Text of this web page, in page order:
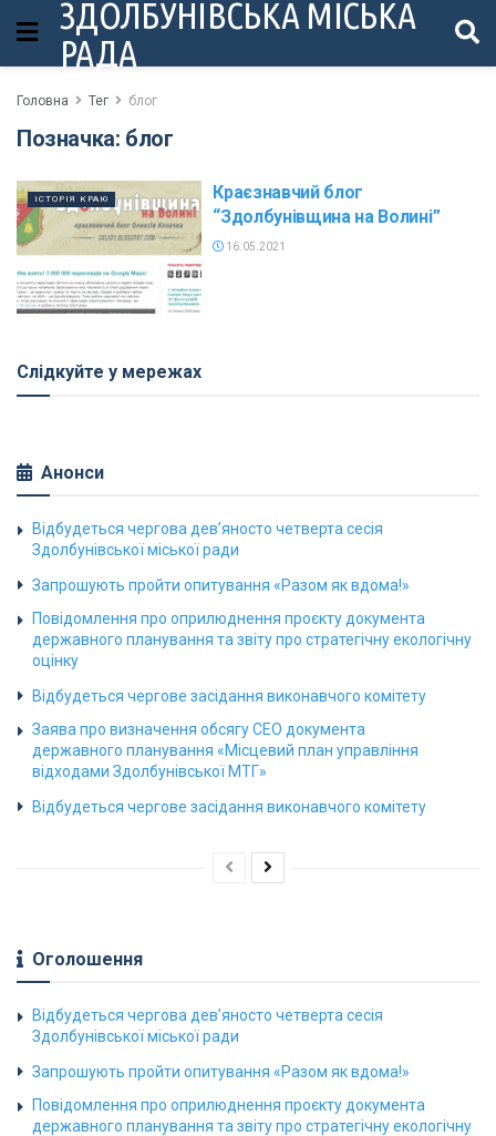
ЗДОЛБУНІВСЬКА МІСЬКА
РАДА
Головна Тег блог
Позначка: блог
ІСТОРІЯ КРАЮ
Краєзнавчий блог
“Здолбунівщина на Волині”
16.05.2021
Слідкуйте у мережах
Анонси
Відбудеться чергова дев’яносто четверта сесія
Здолбунівської міської ради
Запрошують пройти опитування «Разом як вдома!»
Повідомлення про оприлюднення проєкту документа
державного планування та звіту про стратегічну екологічну
оцінку
Відбудеться чергове засідання виконавчого комітету
Заява про визначення обсягу СЕО документа
державного планування «Місцевий план управління
відходами Здолбунівської МТГ»
Відбудеться чергове засідання виконавчого комітету
Оголошення
Відбудеться чергова дев’яносто четверта сесія
Здолбунівської міської ради
Запрошують пройти опитування «Разом як вдома!»
Повідомлення про оприлюднення проєкту документа
державного планування та звіту про стратегічну екологічну